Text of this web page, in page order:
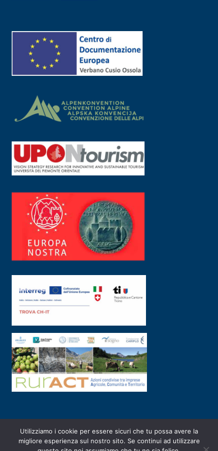
PRIVACY POLICY|2003-2026 ©ARSUNIVCO|Designed byE-SERV
Utilizziamo i cookie per essere sicuri che tu possa avere la
migliore esperienza sul nostro sito. Se continui ad utilizzare